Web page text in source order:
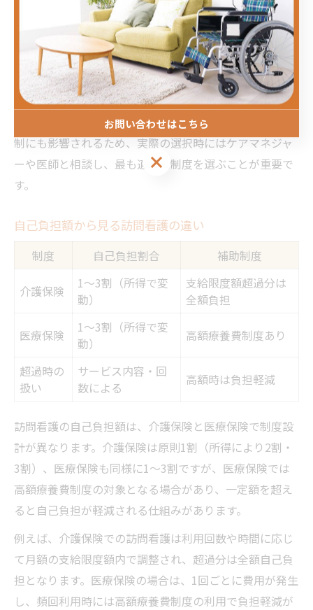
たとえば、慢性疾患で安定している高齢者は介護保険を
活用しやすい一方、難病やがん終末期、急な病状変化が
ある場合は医療保険の適用になるため、利用割合は利用
者の健康状態や生活環境によって変動します。
利用割合に関しては、地域の高齢化率や在宅医療支援体
制にも影響されるため、実際の選択時にはケアマネジャ
ーや医師と相談し、最も適切な制度を選ぶことが重要で
す。
自己負担額から見る訪問看護の違い
制度 自己負担割合 補助制度
介護保険
1～3割（所得で変
動）
支給限度額超過分は
全額負担
医療保険
1～3割（所得で変
動）
高額療養費制度あり
超過時の
扱い
サービス内容・回
数による
高額時は負担軽減
訪問看護の自己負担額は、介護保険と医療保険で制度設
計が異なります。介護保険は原則1割（所得により2割・
3割）、医療保険も同様に1～3割ですが、医療保険では
高額療養費制度の対象となる場合があり、一定額を超え
ると自己負担が軽減される仕組みがあります。
例えば、介護保険での訪問看護は利用回数や時間に応じ
て月額の支給限度額内で調整され、超過分は全額自己負
担となります。医療保険の場合は、1回ごとに費用が発生
し、頻回利用時には高額療養費制度の利用で負担軽減が
お問い合わせはこちら
お問い合わせはこちら